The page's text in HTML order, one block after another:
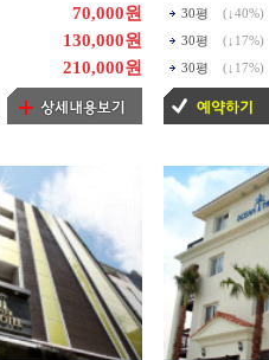
70,000원
130,000원
210,000원
30평 (↓ 40%)
30평 (↓ 17%)
30평 (↓ 17%)